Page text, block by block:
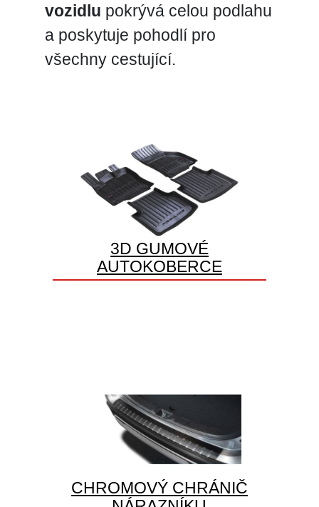
vozidlu pokrývá celou podlahu
a poskytuje pohodlí pro
všechny cestující.
3D GUMOVÉ
AUTOKOBERCE
CHROMOVÝ CHRÁNIČ